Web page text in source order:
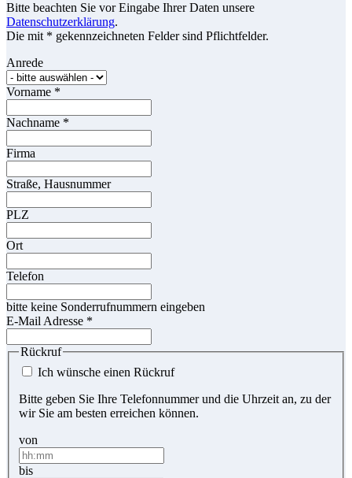
Bitte beachten Sie vor Eingabe Ihrer Daten unsere
Datenschutzerklärung.
Die mit * gekennzeichneten Felder sind Pflichtfelder.
Anrede
Vorname *
Nachname *
Firma
Straße, Hausnummer
PLZ
Ort
Telefon
bitte keine Sonderrufnummern eingeben
E-Mail Adresse *
Rückruf
Ich wünsche einen Rückruf
Bitte geben Sie Ihre Telefonnummer und die Uhrzeit an, zu der
wir Sie am besten erreichen können.
von
bis